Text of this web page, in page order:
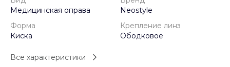
Медицинская оправа
Neostyle
Форма
Киска
Крепление линз
Ободковое
Все характеристики